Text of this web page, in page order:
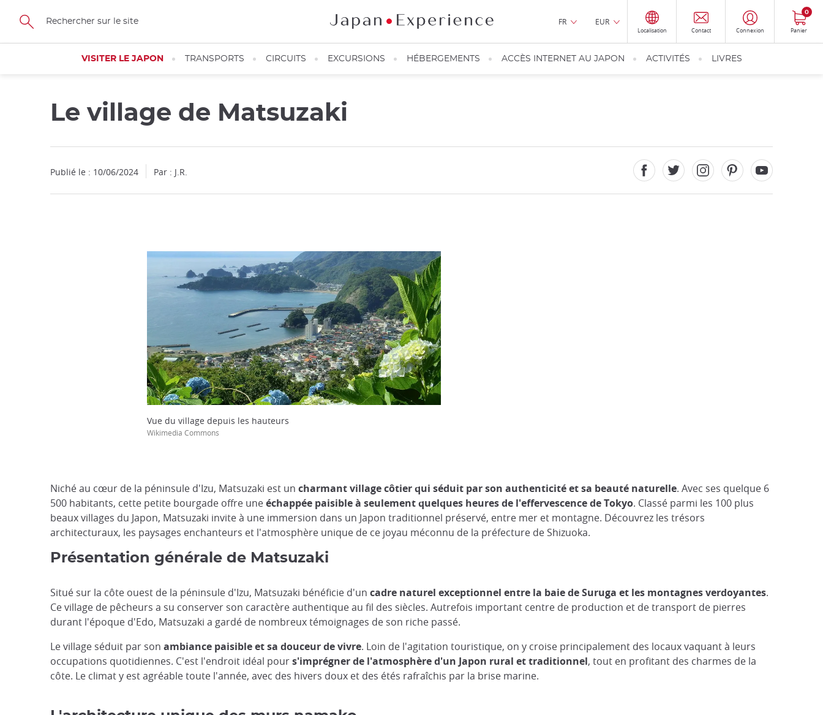
Skip
main
FR EUR
Localisation Contact Connexion Panier
0
VISITER LE JAPON TRANSPORTS CIRCUITS EXCURSIONS HÉBERGEMENTS ACCÈS INTERNET AU JAPON ACTIVITÉS LIVRES
Le village de Matsuzaki
Publié le : 10/06/2024 Par : J.R.
Vue du village depuis les hauteurs
Wikimedia Commons
Niché au cœur de la péninsule d'Izu, Matsuzaki est un charmant village côtier qui séduit par son authenticité et sa beauté naturelle. Avec ses quelque 6
500 habitants, cette petite bourgade offre uneéchappée paisible à seulement quelques heures de l'effervescence de Tokyo. Classé parmi les 100 plus
beaux villages du Japon, Matsuzaki invite à une immersion dans un Japon traditionnel préservé, entre mer et montagne. Découvrez les trésors
architecturaux, les paysages enchanteurs et l'atmosphère unique de ce joyau méconnu de la préfecture de Shizuoka.
Présentation générale de Matsuzaki
Situé sur la côte ouest de la péninsule d'Izu, Matsuzaki bénéficie d'un cadre naturel exceptionnel entre la baie de Suruga et les montagnes verdoyantes.
Ce village de pêcheurs a su conserver son caractère authentique au fil des siècles. Autrefois important centre de production et de transport de pierres
durant l'époque d'Edo, Matsuzaki a gardé de nombreux témoignages de son riche passé.
Le village séduit par son ambiance paisible et sa douceur de vivre. Loin de l'agitation touristique, on y croise principalement des locaux vaquant à leurs
occupations quotidiennes. C'est l'endroit idéal pours'imprégner de l'atmosphère d'un Japon rural et traditionnel, tout en profitant des charmes de la
côte. Le climat y est agréable toute l'année, avec des hivers doux et des étés rafraîchis par la brise marine.